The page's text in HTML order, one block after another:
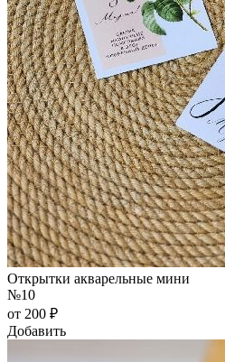
Открытки акварельные мини
№10
от 200 ₽
Добавить